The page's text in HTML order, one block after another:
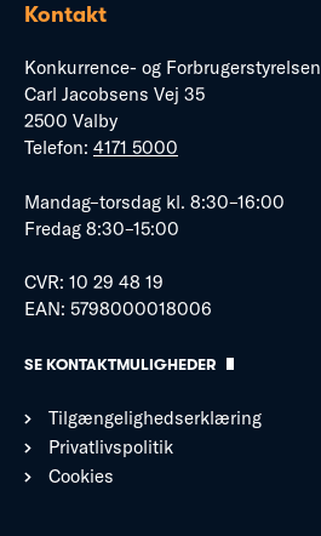
Kontakt
Konkurrence- og Forbrugerstyrelsen
Carl Jacobsens Vej 35
2500 Valby
Telefon: 4171 5000
Mandag–torsdag kl. 8:30–16:00
Fredag 8:30–15:00
CVR: 10 29 48 19
EAN: 5798000018006
SE KONTAKTMULIGHEDER
Tilgængelighedserklæring
Privatlivspolitik
Cookies